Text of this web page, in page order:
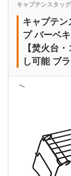
キャプテンスタッ
キャプテ
プ バーベ
【焚火台
し可能 ブ
＜